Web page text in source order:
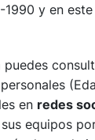
1990 y en
puedes
en redes
equipos